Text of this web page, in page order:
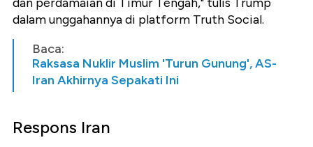
dalam unggahannya di platform Truth Social.
Baca:
Raksasa Nuklir Muslim 'Turun Gunung', AS-
Iran Akhirnya Sepakati Ini
Respons Iran